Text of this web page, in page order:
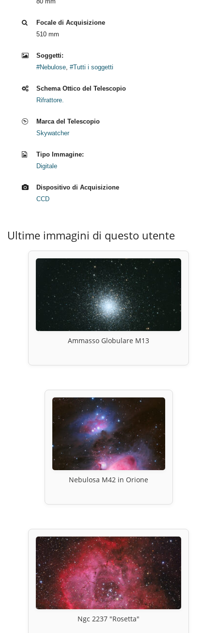
Focale di Acquisizione
510 mm
Soggetti:
#Nebulose, #Tutti i soggetti
Schema Ottico del Telescopio
Rifrattore.
Marca del Telescopio
Skywatcher
Tipo Immagine:
Digitale
Dispositivo di Acquisizione
CCD
Ultime immagini di questo utente
Ammasso Globulare M13
Nebulosa M42 in Orione
Ngc 2237 "Rosetta"